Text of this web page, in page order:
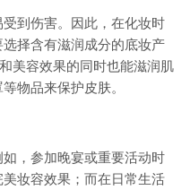
到伤害。因此，在化妆时
择含有滋润成分的底妆产
美容效果的同时也能滋润肌
物品来保护皮肤。
，参加晚宴或重要活动时
妆容效果；而在日常生活